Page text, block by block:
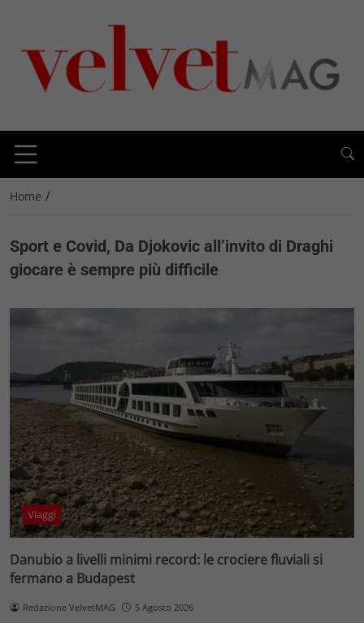
Home /
Sport e Covid, Da Djokovic all’invito di Draghi
giocare è sempre più difficile
Viaggi
Danubio a livelli minimi record: le crociere fluviali si
fermano a Budapest
Redazione VelvetMAG 5 Agosto 2026